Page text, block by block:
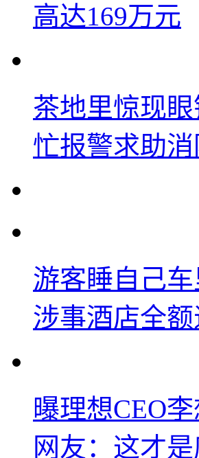
高达169万元
茶地里惊现
忙报警求助消
游客睡自己
涉事酒店全
曝理想CEO
网友：这才